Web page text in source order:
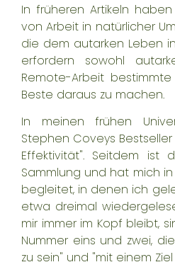
In früheren Artikeln
vonArbeit in natürlicher
die dem autarken Leben
erfordern sowohl
Remote-Arbeit
Beste daraus zu machen.
In meinen frühen
Stephen Coveys Bestseller
Effektivität". Seitdem ist
Sammlung und hat mich
begleitet, in denen ich
etwa dreimal
mir immer im Kopf bleibt,
Nummer eins und zwei,
zu sein" und "mit einem